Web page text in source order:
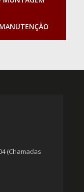
(Chamadas